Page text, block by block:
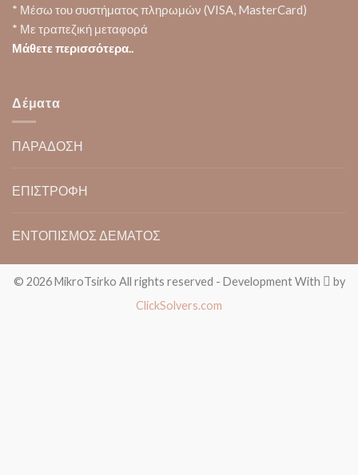
* Μέσω του συστήματος πληρωμών (VISA, MasterCard)
* Με τραπεζική μεταφορά
Μάθετε περισσότερα..
Δέματα
ΠΑΡΑΔΟΣΗ
ΕΠΙΣΤΡΟΦΗ
ΕΝΤΟΠΙΣΜΟΣ ΔΕΜΑΤΟΣ
© 2026 MikroTsirko All rights reserved - Development With
by
ClickSolvers.com